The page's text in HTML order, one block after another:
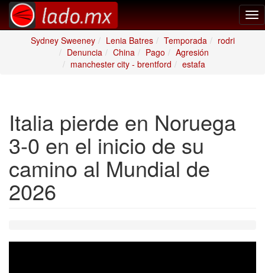
Sydney Sweeney
Lenia Batres Temporada
rodri
Denuncia
China Pago
Agresión
manchester city - brentford
estafa
Italia pierde en Noruega
3-0 en el inicio de su
camino al Mundial de
2026